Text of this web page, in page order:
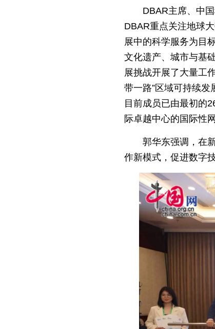
DBAR主席、中
DBAR重点关注地球
展中的科学服务为目
文化遗产、城市与基
展挑战开展了大量工
带一路”区域可持续发
目前成员已由最初的
际卓越中心的国际性
郭华东强调，在
作新模式，促进数字